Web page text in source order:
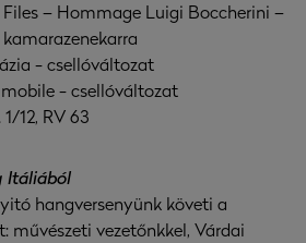
Files – Hommage Luigi Boccherini –
- csellóváltozat
- csellóváltozat
1/12, RV 63
Itáliából
hangversenyünk követi a
művészeti vezetőnkkel, Várdai